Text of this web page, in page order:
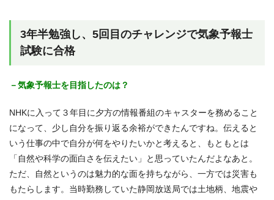
3年半勉強し、5回目のチャレンジで気象予報士
試験に合格
－気象予報士を目指したのは？
NHKに入って３年目に夕方の情報番組のキャスターを務めること
になって、少し自分を振り返る余裕ができたんですね。伝えると
いう仕事の中で自分が何をやりたいかと考えると、もともとは
「自然や科学の面白さを伝えたい」と思っていたんだよなあと。
ただ、自然というのは魅力的な面を持ちながら、一方では災害も
もたらします。当時勤務していた静岡放送局では土地柄、地震や